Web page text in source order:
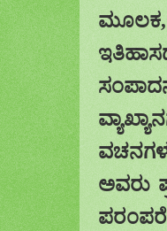
ಮೂಲಕ,
ವಚನಗಳ
ಅವರು
ಪರಂಪರೆ